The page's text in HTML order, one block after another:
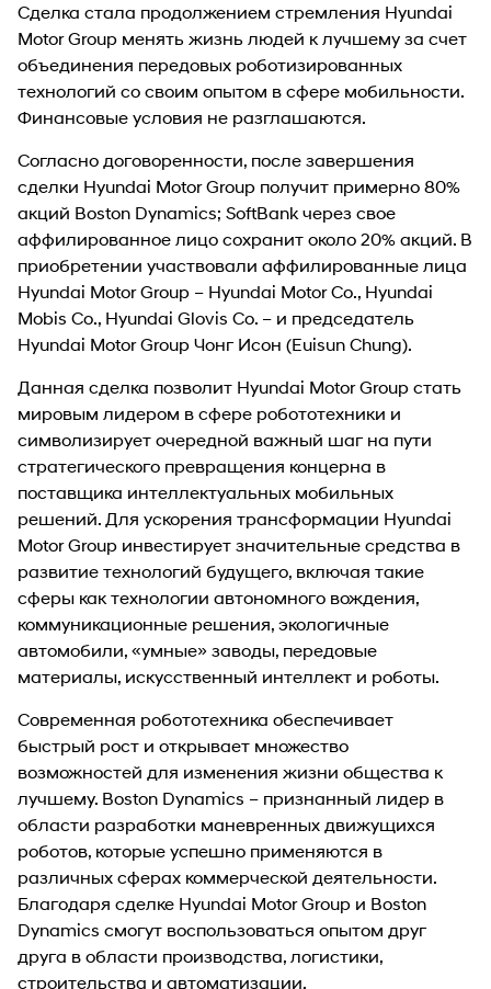
Сделка стала продолжением стремления Hyundai
Motor Group менять жизнь людей к лучшему за счет
объединения передовых роботизированных
технологий со своим опытом в сфере мобильности.
Финансовые условия не разглашаются.
Согласно договоренности, после завершения
сделки Hyundai Motor Group получит примерно 80%
акций Boston Dynamics; SoftBank через свое
аффилированное лицо сохранит около 20% акций. В
приобретении участвовали аффилированные лица
Hyundai Motor Group – Hyundai Motor Co., Hyundai
Mobis Co., Hyundai Glovis Co. – и председатель
Hyundai Motor Group Чонг Исон (Euisun Chung).
Данная сделка позволит Hyundai Motor Group стать
мировым лидером в сфере робототехники и
символизирует очередной важный шаг на пути
стратегического превращения концерна в
поставщика интеллектуальных мобильных
решений. Для ускорения трансформации Hyundai
Motor Group инвестирует значительные средства в
развитие технологий будущего, включая такие
сферы как технологии автономного вождения,
коммуникационные решения, экологичные
автомобили, «умные» заводы, передовые
материалы, искусственный интеллект и роботы.
Современная робототехника обеспечивает
быстрый рост и открывает множество
возможностей для изменения жизни общества к
лучшему. Boston Dynamics – признанный лидер в
области разработки маневренных движущихся
роботов, которые успешно применяются в
различных сферах коммерческой деятельности.
Благодаря сделке Hyundai Motor Group и Boston
Dynamics смогут воспользоваться опытом друг
друга в области производства, логистики,
строительства и автоматизации.